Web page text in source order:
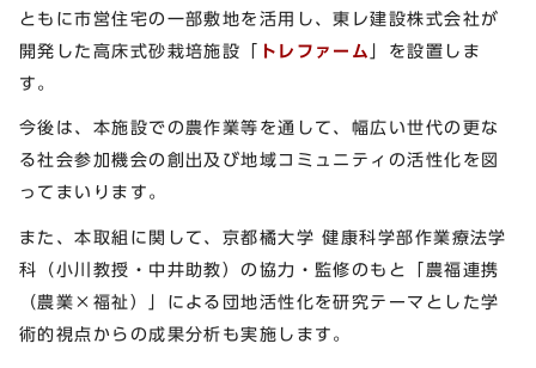
ともに市営住宅の一部敷地を活用し、東レ建設株式会社が
開発した高床式砂栽培施設「 トレファーム 」を設置しま
す。
今後は、本施設での農作業等を通して、幅広い世代の更な
る社会参加機会の創出及び地域コミュニティの活性化を図
ってまいります。
また、本取組に関して、京都橘大学 健康科学部作業療法学
科（小川教授・中井助教）の協力・監修のもと「農福連携
（農業×福祉）」による団地活性化を研究テーマとした学
術的視点からの成果分析も実施します。